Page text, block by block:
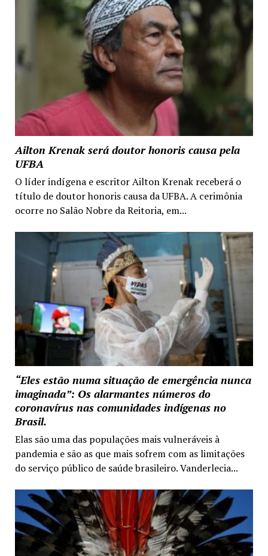
Ailton Krenak será doutor honoris causa pela
UFBA
O líder indígena e escritor Ailton Krenak receberá o
título de doutor honoris causa da UFBA. A cerimônia
ocorre no Salão Nobre da Reitoria, em...
“Eles estão numa situação de emergência nunca
imaginada”: Os alarmantes números do
coronavírus nas comunidades indígenas no
Brasil.
Elas são uma das populações mais vulneráveis à
pandemia e são as que mais sofrem com as limitações
do serviço público de saúde brasileiro. Vanderlecia...